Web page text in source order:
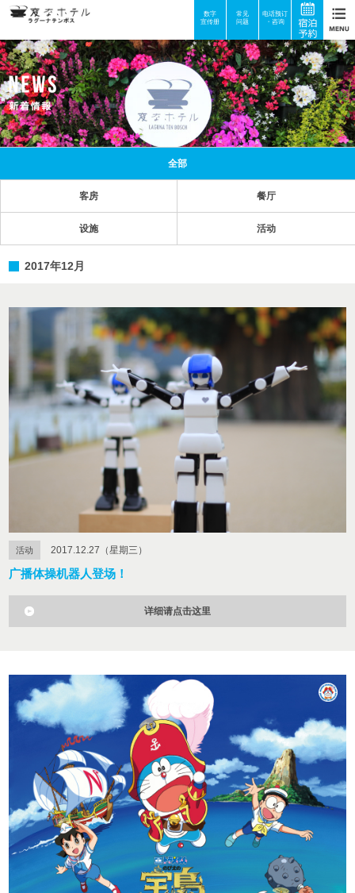
常见
问题
电话预订
・咨询
数字
宣传册
全部
客房 餐厅
设施 活动
2017年12月
活动 2017.12.27（星期三）
广播体操机器人登场！
详细请点击这里